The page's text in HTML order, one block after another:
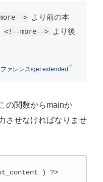
>
より前の本
<!--more-->
より後
ァレンス/get extended
の関数からmainか
させなければなりませ
) ?>